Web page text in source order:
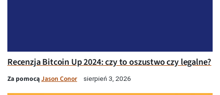
Recenzja Bitcoin Up 2024: czy to oszustwo czy legalne?
Za pomocąJason Conor sierpień 3, 2026